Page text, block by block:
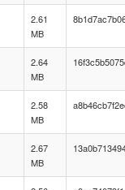
2.61
MB
2.64
MB
2.58
MB
2.67
MB